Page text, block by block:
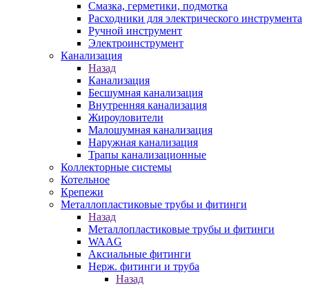
Смазка, герметики, подмотка
Расходники для электрического инструмента
Ручной инструмент
Электроинструмент
Канализация
Назад
Канализация
Бесшумная канализация
Внутренняя канализация
Жироуловители
Малошумная канализация
Наружная канализация
Трапы канализационные
Коллекторные системы
Котельное
Крепежи
Металлопластиковые трубы и фитинги
Назад
Металлопластиковые трубы и фитинги
WAAG
Аксиальные фитинги
Нерж. фитинги и труба
Назад